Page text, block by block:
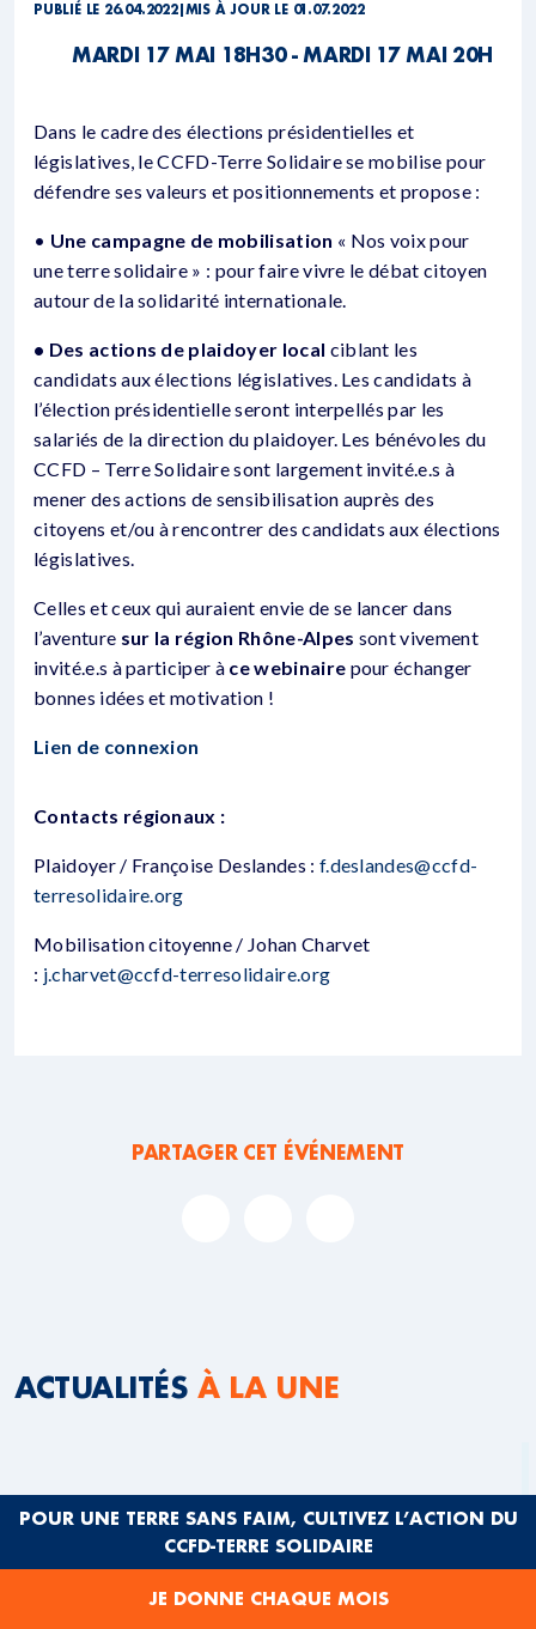
PUBLIÉ LE 26.04.2022| MIS À JOUR LE 01.07.2022
MARDI 17 MAI 18H30 - MARDI 17 MAI 20H
Dans le cadre des élections présidentielles et
législatives, le CCFD-Terre Solidaire se mobilise pour
défendre ses valeurs et positionnements et propose :
• Une campagne de mobilisation « Nos voix pour
une terre solidaire » : pour faire vivre le débat citoyen
autour de la solidarité internationale.
• Des actions de plaidoyer local ciblant les
candidats aux élections législatives. Les candidats à
l’élection présidentielle seront interpellés par les
salariés de la direction du plaidoyer. Les bénévoles du
CCFD – Terre Solidaire sont largement invité.e.s à
mener des actions de sensibilisation auprès des
citoyens et/ou à rencontrer des candidats aux élections
législatives.
Celles et ceux qui auraient envie de se lancer dans
l’aventure sur la région Rhône-Alpes sont vivement
invité.e.s à participer à ce webinaire pour échanger
bonnes idées et motivation !
Lien de connexion
Contacts régionaux :
Plaidoyer / Françoise Deslandes : f.deslandes@ccfd-
terresolidaire.org
Mobilisation citoyenne / Johan Charvet
: j.charvet@ccfd-terresolidaire.org
PARTAGER CET ÉVÉNEMENT
ACTUALITÉS À LA UNE
POUR UNE TERRE SANS FAIM, CULTIVEZ L’ACTION DU
CCFD-TERRE SOLIDAIRE
JE DONNE CHAQUE MOIS